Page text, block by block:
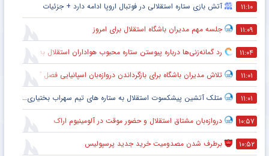
۱۱:۱۰ آتش بازی ستاره استقلالی در فوتبال اروپا ادامه دارد + جزئیات
۱۱:۰۹ جلسه مهم مدیران باشگاه استقلال برای امروز
۱۱:۰۴ رد گمانه‌زنی‌ها درباره پیوستن ستاره محبوب هواداران استقلال به تراکتور
۱۱:۰۱ تلاش مدیران باشگاه برای بازگرداندن دروازه‌بان اسپانیایی فصل گذشته به استقلال
۱۱:۰۱ متلک آتشین پیشکسوت استقلال به ستاره های تیم سهراب بختیاری زاده
۱۰:۵۷ دروازه‌بان مشتاق استقلال و حضور موقت در آلومینیوم اراک
۱۰:۵۲ برطرف شدن مصدومیت خرید جدید پرسپولیس